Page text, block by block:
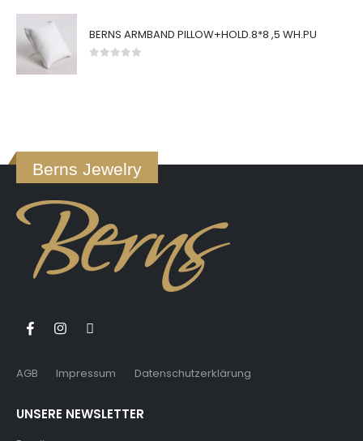
BERNS ARMBAND PILLOW+HOLD.8*8 ,5 WH.PU
Berns Jewelry
AGB Impressum Datenschutzerklärung
UNSERE NEWSLETTER